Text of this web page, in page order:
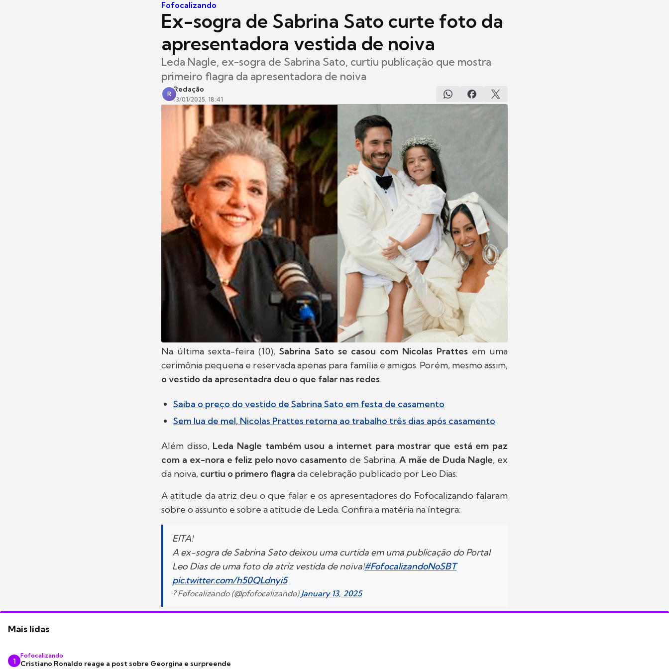
Fofocalizando
Ex-sogra de Sabrina Sato curte foto da
apresentadora vestida de noiva
Leda Nagle, ex-sogra de Sabrina Sato, curtiu publicação que mostra
primeiro flagra da apresentadora de noiva
R
Redação
13/01/2025, 18:41
Na última sexta-feira (10), Sabrina Sato se casou com Nicolas Prattes em uma
cerimônia pequena e reservada apenas para família e amigos. Porém, mesmo assim,
o vestido da apresentadra deu o que falar nas redes.
Saiba o preço do vestido de Sabrina Sato em festa de casamento
Sem lua de mel, Nicolas Prattes retorna ao trabalho três dias após casamento
Além disso, Leda Nagle também usou a internet para mostrar que está em paz
com a ex-nora e feliz pelo novo casamento de Sabrina. A mãe de Duda Nagle, ex
da noiva, curtiu o primero flagra da celebração publicado por Leo Dias.
A atitude da atriz deu o que falar e os apresentadores do Fofocalizando falaram
sobre o assunto e sobre a atitude de Leda. Confira a matéria na íntegra:
EITA!
A ex-sogra de Sabrina Sato deixou uma curtida em uma publicação do Portal
Leo Dias de uma foto da atriz vestida de noiva!#FofocalizandoNoSBT
pic.twitter.com/h50QLdnyi5
? Fofocalizando (@pfofocalizando) January 13, 2025
Mais lidas
1
Fofocalizando
Cristiano Ronaldo reage a post sobre Georgina e surpreende